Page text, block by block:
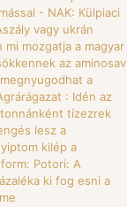
- NAK: Külpiaci
vagy ukrán
mi mozgatja a magyar
az aminosav
a
: Idén az
tízezrek
lesz a
kilép a
Potori: A
ki fog esni a